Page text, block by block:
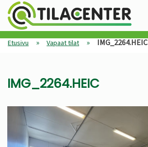
Etusivu » Vapaat tilat » IMG_2264.HEIC
IMG_2264.HEIC